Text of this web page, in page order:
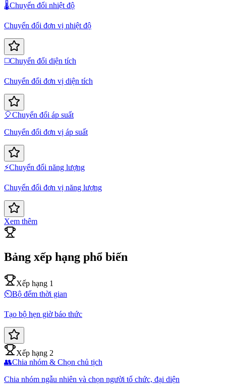
🌡️Chuyển đổi nhiệt độ
Chuyển đổi đơn vị nhiệt độ
◻️Chuyển đổi diện tích
Chuyển đổi đơn vị diện tích
🎈Chuyển đổi áp suất
Chuyển đổi đơn vị áp suất
⚡Chuyển đổi năng lượng
Chuyển đổi đơn vị năng lượng
Xem thêm
Bảng xếp hạng phổ biến
Xếp hạng 1
⏲️Bộ đếm thời gian
Tạo bộ hẹn giờ báo thức
Xếp hạng 2
👥Chia nhóm & Chọn chủ tịch
Chia nhóm ngẫu nhiên và chọn người tổ chức, đại diện